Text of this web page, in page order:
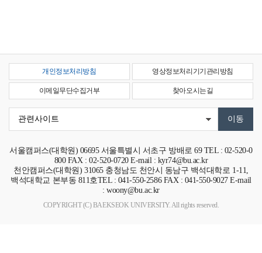
개인정보처리방침 영상정보처리기기관리방침
이메일무단수집거부 찾아오시는길
서울캠퍼스(대학원) 06695 서울특별시 서초구 방배로 69 TEL : 02-520-0
800 FAX : 02-520-0720 E-mail : kyr74@bu.ac.kr
천안캠퍼스(대학원) 31065 충청남도 천안시 동남구 백석대학로 1-11,
백석대학교 본부동 811호TEL : 041-550-2586 FAX : 041-550-9027 E-mail
: woony@bu.ac.kr
COPYRIGHT (C) BAEKSEOK UNIVERSITY. All rights reserved.